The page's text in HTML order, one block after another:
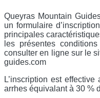
Queyras Mountain
un formulaire
principales
les présentes
consulter en ligne sur le
guides.com
L’inscription est
arrhes équivalant à 30 %